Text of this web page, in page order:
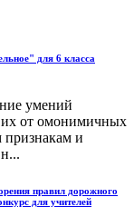
для 6 класса
умений
их от омонимичных
признакам и
правил дорожного
для учителей